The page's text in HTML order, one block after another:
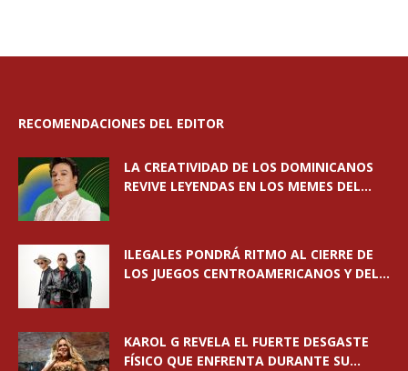
RECOMENDACIONES DEL EDITOR
LA CREATIVIDAD DE LOS DOMINICANOS
REVIVE LEYENDAS EN LOS MEMES DEL...
ILEGALES PONDRÁ RITMO AL CIERRE DE
LOS JUEGOS CENTROAMERICANOS Y DEL...
KAROL G REVELA EL FUERTE DESGASTE
FÍSICO QUE ENFRENTA DURANTE SU...